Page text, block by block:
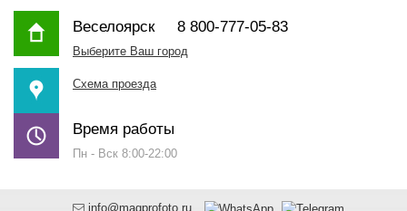
Веселоярск8 800-777-05-83
Выберите Ваш город
Схема проезда
Время работы
Пн - Вск 8:00-22:00
info@magprofoto.ru